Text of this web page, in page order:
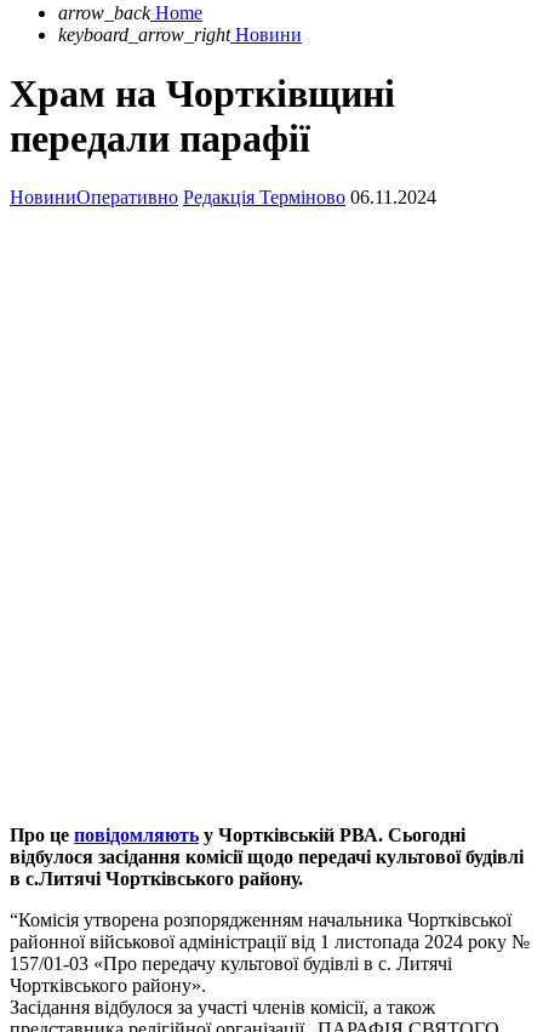
arrow_back Home
keyboard_arrow_right Новини
Храм на Чортківщині
передали парафії
НовиниОперативно Редакція Терміново 06.11.2024
Про це повідомляють у Чортківській РВА. Сьогодні
відбулося засідання комісії щодо передачі культової будівлі
в с.Литячі Чортківського району.
“Комісія утворена розпорядженням начальника Чортківської
районної військової адміністрації від 1 листопада 2024 року №
157/01-03 «Про передачу культової будівлі в с. Литячі
Чортківського району».
Засідання відбулося за участі членів комісії, а також